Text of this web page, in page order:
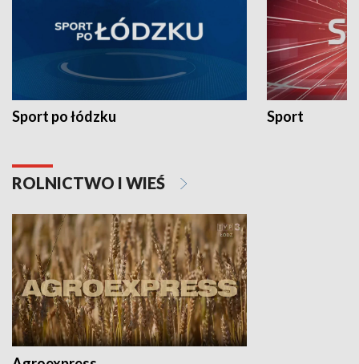
Sport po łódzku Sport
ROLNICTWO I WIEŚ